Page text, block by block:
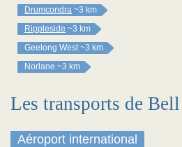
Drumcondra ~3 km
Rippleside ~3 km
Geelong West ~3 km
Norlane ~3 km
Les transports de
Aéroport international